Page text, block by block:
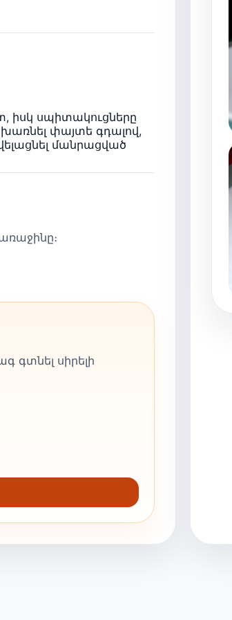
իսկ սպիտակուցները
խառնել փայտե գդալով,
մանրացված
գտնել սիրելի